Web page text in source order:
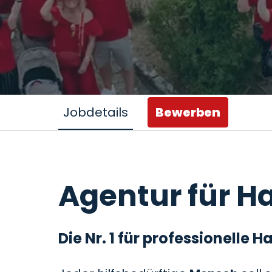
Jobdetails Bewerben
Agentur für
Die Nr. 1 für professionelle